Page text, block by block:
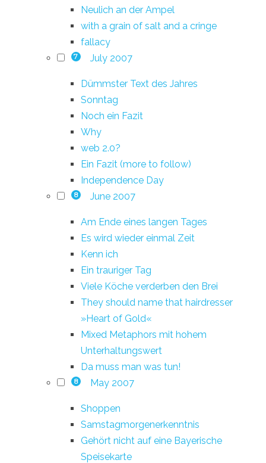
Neulich an der Ampel
with a grain of salt and a cringe
fallacy
7 July 2007
Dümmster Text des Jahres
Sonntag
Noch ein Fazit
Why
web 2.0?
Ein Fazit (more to follow)
Independence Day
8 June 2007
Am Ende eines langen Tages
Es wird wieder einmal Zeit
Kenn ich
Ein trauriger Tag
Viele Köche verderben den Brei
They should name that hairdresser
»Heart of Gold«
Mixed Metaphors mit hohem
Unterhaltungswert
Da muss man was tun!
8 May 2007
Shoppen
Samstagmorgenerkenntnis
Gehört nicht auf eine Bayerische
Speisekarte